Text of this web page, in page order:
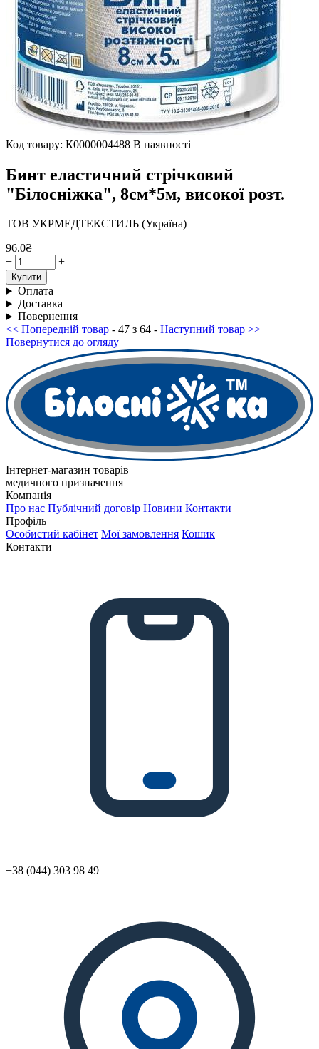
Код товару: К0000004488 В наявності
Бинт еластичний стрічковий
"Білосніжка", 8см*5м, високої розт.
ТОВ УКРМЕДТЕКСТИЛЬ (Україна)
96.0₴
−
+
Купити
Оплата
Доставка
Повернення
<< Попередній товар - 47 з 64 - Наступний товар >>
Повернутися до огляду
Інтернет-магазин товарів
медичного призначення
Компанія
Про нас Публічний договір Новини Контакти
Профіль
Особистий кабінет Мої замовлення Кошик
Контакти
+38 (044) 303 98 49